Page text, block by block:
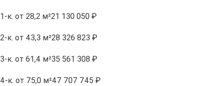
1-к. от 28,2 м²21 130 050 ₽
2-к. от 43,3 м²28 326 823 ₽
3-к. от 61,4 м²35 561 308 ₽
4-к. от 75,0 м²47 707 745 ₽